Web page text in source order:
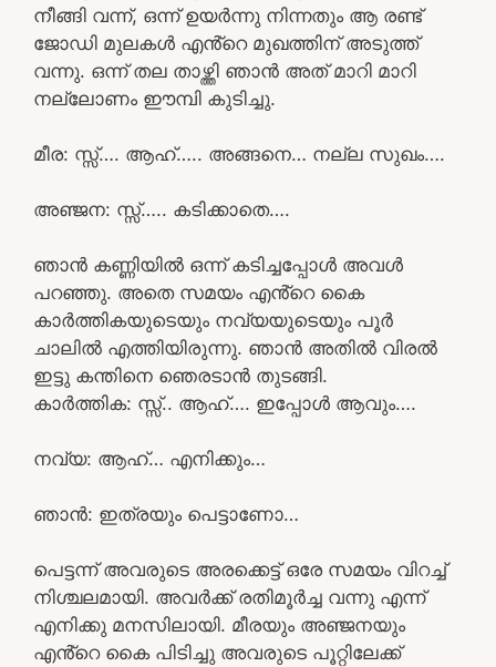
നീങ്ങി വന്ന്, ഒന്ന് ഉയർന്നു നിന്നതും ആ രണ്ട്
ജോഡി മുലകൾ എൻ്റെ മുഖത്തിന് അടുത്ത്
വന്നു. ഒന്ന് തല താഴ്ത്തി ഞാൻ അത് മാറി മാറി
നല്ലോണം ഈമ്പി കുടിച്ചു.
മീര: സ്സ്‌…. ആഹ്….. അങ്ങനെ… നല്ല സുഖം….
അഞ്ജന: സ്സ്‌….. കടിക്കാതെ….
ഞാൻ കണ്ണിയിൽ ഒന്ന് കടിച്ചപ്പോൾ അവൾ
പറഞ്ഞു. അതെ സമയം എൻ്റെ കൈ
കാർത്തികയുടെയും നവ്യയുടെയും പൂർ
ചാലിൽ എത്തിയിരുന്നു. ഞാൻ അതിൽ വിരൽ
ഇട്ടു കന്തിനെ ഞെരടാൻ തുടങ്ങി.
കാർത്തിക: സ്സ്‌.. ആഹ്…. ഇപ്പോൾ ആവും….
നവ്യ: ആഹ്… എനിക്കും…
ഞാൻ: ഇത്രയും പെട്ടാണോ…
പെട്ടന്ന് അവരുടെ അരക്കെട്ട് ഒരേ സമയം വിറച്ച്
നിശ്ചലമായി. അവർക്ക് രതിമൂർച്ച വന്നു എന്ന്
എനിക്കു മനസിലായി. മീരയും അഞ്ജനയും
എൻ്റെ കൈ പിടിച്ചു അവരുടെ പൂറ്റിലേക്ക്